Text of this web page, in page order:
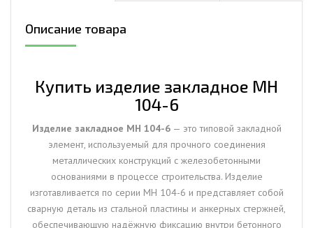
Описание товара
Купить изделие закладное МН
104-6
Изделие закладное МН 104-6— это типовой закладной
элемент, используемый для прочного соединения
металлических конструкций с железобетонными
основаниями в процессе строительства. Изделие
изготавливается по серии МН 104-6 и представляет собой
сварную деталь из стальной пластины и анкерных стержней,
обеспечивающую надёжную фиксацию внутри бетонного